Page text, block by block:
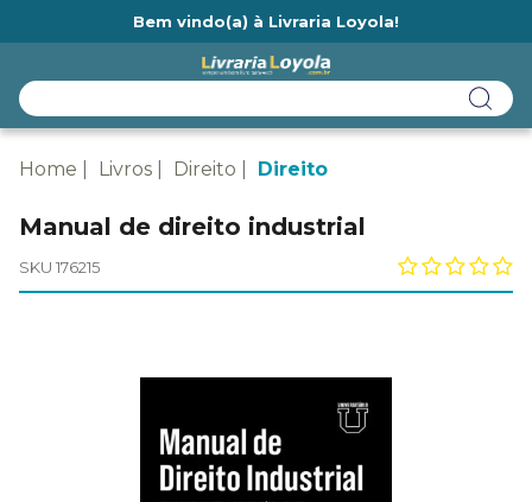
Bem vindo(a) à Livraria Loyola!
Home Livros Direito Direito
Manual de direito industrial
SKU 176215